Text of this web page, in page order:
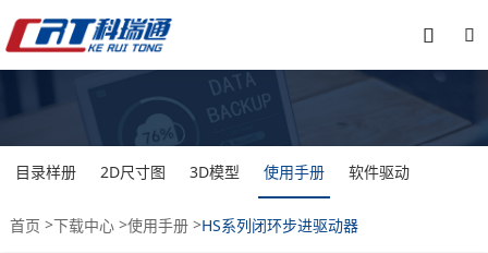


目录样册 2D尺寸图 3D模型 使用手册 软件驱动
首页 >下载中心>使用手册>HS系列闭环步进驱动器